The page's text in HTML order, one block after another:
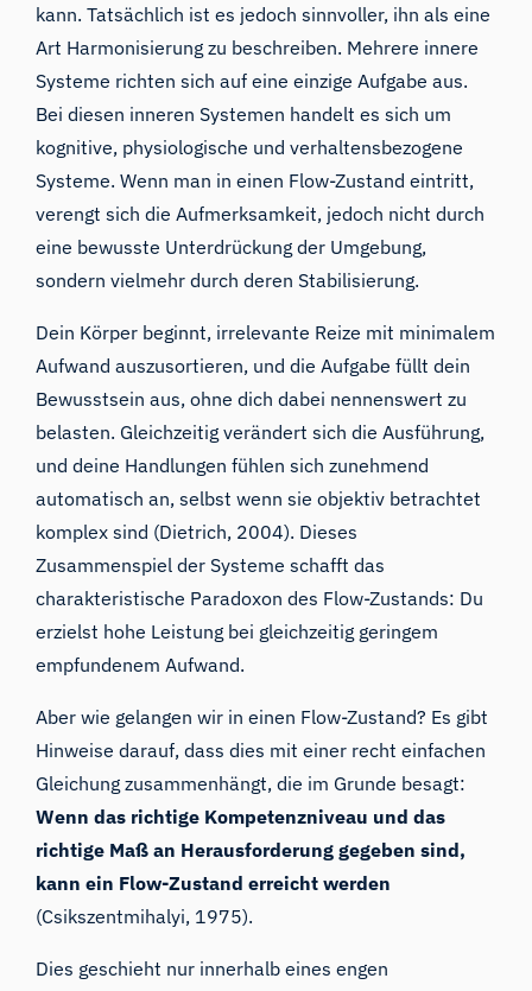
kann. Tatsächlich ist es jedoch sinnvoller, ihn als eine
Art Harmonisierung zu beschreiben. Mehrere innere
Systeme richten sich auf eine einzige Aufgabe aus.
Bei diesen inneren Systemen handelt es sich um
kognitive, physiologische und verhaltensbezogene
Systeme. Wenn man in einen Flow-Zustand eintritt,
verengt sich die Aufmerksamkeit, jedoch nicht durch
eine bewusste Unterdrückung der Umgebung,
sondern vielmehr durch deren Stabilisierung.
Dein Körper beginnt, irrelevante Reize mit minimalem
Aufwand auszusortieren, und die Aufgabe füllt dein
Bewusstsein aus, ohne dich dabei nennenswert zu
belasten. Gleichzeitig verändert sich die Ausführung,
und deine Handlungen fühlen sich zunehmend
automatisch an, selbst wenn sie objektiv betrachtet
komplex sind (Dietrich, 2004). Dieses
Zusammenspiel der Systeme schafft das
charakteristische Paradoxon des Flow-Zustands: Du
erzielst hohe Leistung bei gleichzeitig geringem
empfundenem Aufwand.
Aber wie gelangen wir in einen Flow-Zustand? Es gibt
Hinweise darauf, dass dies mit einer recht einfachen
Gleichung zusammenhängt, die im Grunde besagt:
Wenn das richtige Kompetenzniveau und das
richtige Maß an Herausforderung gegeben sind,
kann ein Flow-Zustand erreicht werden
(Csikszentmihalyi, 1975).
Dies geschieht nur innerhalb eines engen